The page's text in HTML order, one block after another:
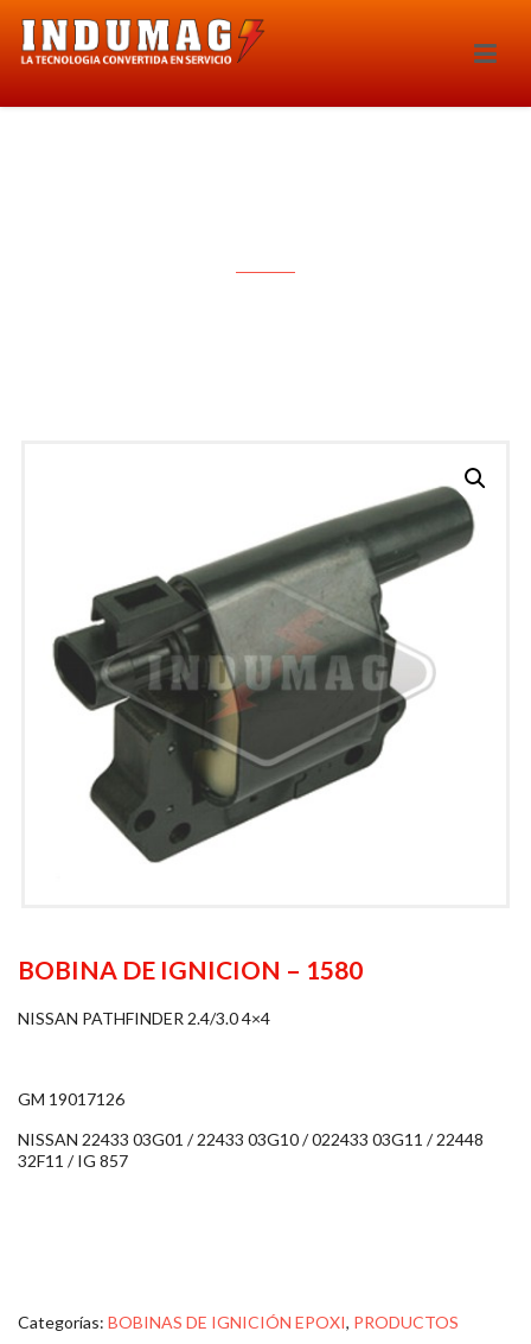
BOBINA DE IGNICION – 1580
NISSAN PATHFINDER 2.4/3.0 4×4
GM 19017126
NISSAN 22433 03G01 / 22433 03G10 / 022433 03G11 / 22448
32F11 / IG 857
Categorías: BOBINAS DE IGNICIÓN EPOXI, PRODUCTOS